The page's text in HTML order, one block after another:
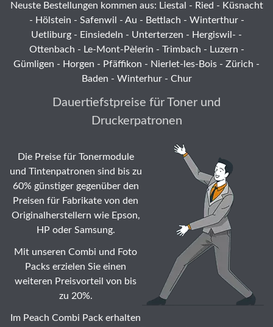
Neuste Bestellungen kommen aus: Liestal - Ried - Küsnacht
- Hölstein - Safenwil - Au - Bettlach - Winterthur-
Uetliburg - Einsiedeln - Unterterzen - Hergiswil- -
Ottenbach - Le-Mont-Pèlerin - Trimbach - Luzern -
Gümligen - Horgen - Pfäffikon - Nierlet-les-Bois - Zürich -
Baden - Winterhur - Chur
Dauertiefstpreise für Toner und
Druckerpatronen
Die Preise für Tonermodule
und Tintenpatronen sind bis zu
60% günstiger gegenüber den
Preisen für Fabrikate von den
Originalherstellern wie Epson,
HP oder Samsung.
Mit unseren Combi und Foto
Packs erzielen Sie einen
weiteren Preisvorteil von bis
zu 20%.
Im Peach Combi Pack erhalten